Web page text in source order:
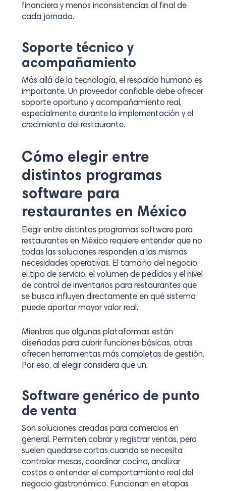
financiera y menos inconsistencias al final de
cada jornada.
Soporte técnico y
acompañamiento
Más allá de la tecnología, el respaldo humano es
importante. Un proveedor confiable debe ofrecer
soporte oportuno y acompañamiento real,
especialmente durante la implementación y el
crecimiento del restaurante.
Cómo elegir entre
distintos programas
software para
restaurantes en México
Elegir entre distintos programas software para
restaurantes en México requiere entender que no
todas las soluciones responden a las mismas
necesidades operativas. El tamaño del negocio,
el tipo de servicio, el volumen de pedidos y el nivel
de control de inventarios para restaurantes que
se busca influyen directamente en qué sistema
puede aportar mayor valor real.
Mientras que algunas plataformas están
diseñadas para cubrir funciones básicas, otras
ofrecen herramientas más completas de gestión.
Por eso, al elegir considera que un:
Software genérico de punto
de venta
Son soluciones creadas para comercios en
general. Permiten cobrar y registrar ventas, pero
suelen quedarse cortas cuando se necesita
controlar mesas, coordinar cocina, analizar
costos o entender el comportamiento real del
negocio gastronómico. Funcionan en etapas